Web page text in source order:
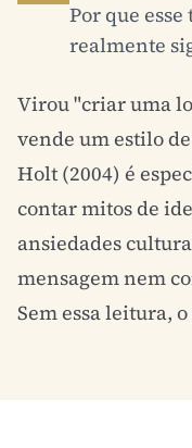
Por que
realmente
Virou "criar uma
vende um estilo
Holt (2004) é
contar mitos de
ansiedades
mensagem nem
Sem essa leitura,